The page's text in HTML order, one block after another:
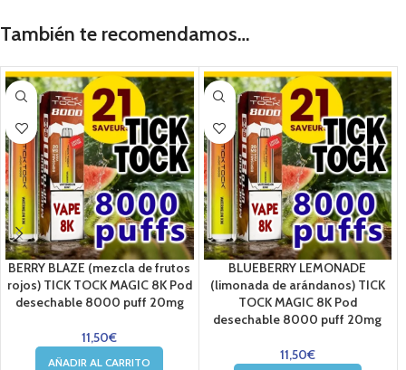
También te recomendamos…
BERRY BLAZE (mezcla de frutos
rojos) TICK TOCK MAGIC 8K Pod
desechable 8000 puff 20mg
11,50€
AÑADIR AL CARRITO
BLUEBERRY LEMONADE
(limonada de arándanos) TICK
TOCK MAGIC 8K Pod
desechable 8000 puff 20mg
11,50€